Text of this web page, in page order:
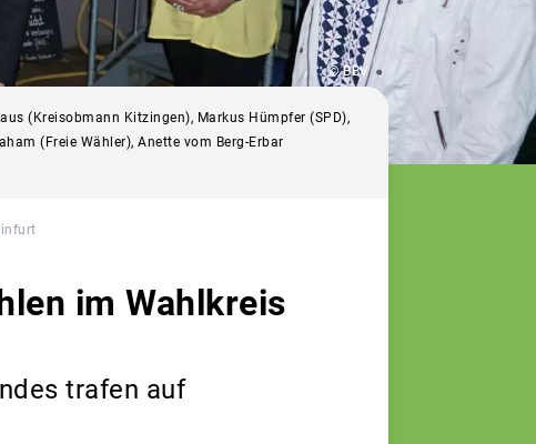
© BBV
(Kreisobmann Kitzingen), Markus Hümpfer (SPD),
(Freie Wähler), Anette vom Berg-Erbar
im Wahlkreis
trafen auf